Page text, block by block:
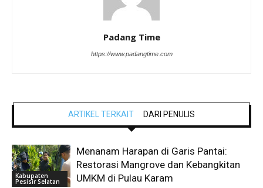
Padang Time
https://www.padangtime.com
ARTIKEL TERKAIT DARI PENULIS
Kabupaten
Pesisir Selatan
Menanam Harapan di Garis Pantai:
Restorasi Mangrove dan Kebangkitan
UMKM di Pulau Karam